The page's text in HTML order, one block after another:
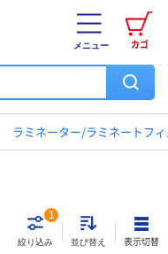
カゴ
メニュー
ラミネーター/ラミネートフ
絞り込み
1
並び替え 表示切替